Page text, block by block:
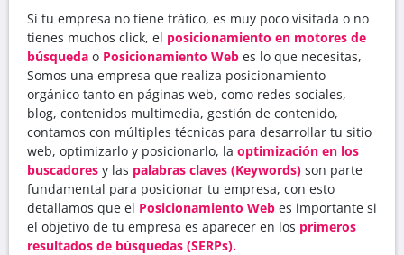
Si tu empresa no tiene tráfico, es muy poco visitada o no
tienes muchos click, el posicionamiento en motores de
búsqueda o Posicionamiento Web es lo que necesitas,
Somos una empresa que realiza posicionamiento
orgánico tanto en páginas web, como redes sociales,
blog, contenidos multimedia, gestión de contenido,
contamos con múltiples técnicas para desarrollar tu sitio
web, optimizarlo y posicionarlo, la optimización en los
buscadores y las palabras claves (Keywords) son parte
fundamental para posicionar tu empresa, con esto
detallamos que el Posicionamiento Web es importante si
el objetivo de tu empresa es aparecer en los primeros
resultados de búsquedas (SERPs).